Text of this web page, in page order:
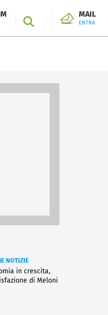
SEARCH
MAIL
ENTRA
NOTIZIE
in crescita,
di Meloni